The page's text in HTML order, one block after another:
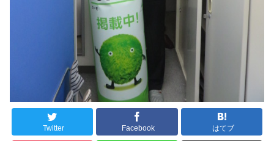
Twitter Facebook はてブ